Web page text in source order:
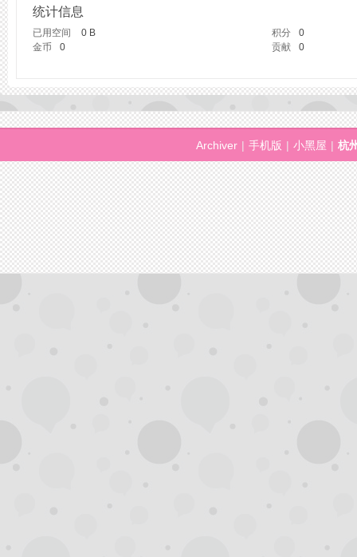
统计信息
已用空间 0 B 积分
0
金币
0 贡献 0
Archiver | 手机版 | 小黑屋 | 杭